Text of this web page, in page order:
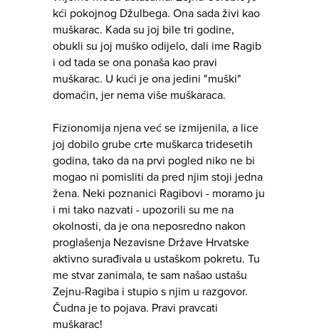
kći pokojnog Džulbega. Ona sada živi kao
muškarac. Kada su joj bile tri godine,
obukli su joj muško odijelo, dali ime Ragib
i od tada se ona ponaša kao pravi
muškarac. U kući je ona jedini "muški"
domaćin, jer nema više muškaraca.
Fizionomija njena već se izmijenila, a lice
joj dobilo grube crte muškarca tridesetih
godina, tako da na prvi pogled niko ne bi
mogao ni pomisliti da pred njim stoji jedna
žena. Neki poznanici Ragibovi - moramo ju
i mi tako nazvati - upozorili su me na
okolnosti, da je ona neposredno nakon
proglašenja Nezavisne Države Hrvatske
aktivno surađivala u ustaškom pokretu. Tu
me stvar zanimala, te sam našao ustašu
Zejnu-Ragiba i stupio s njim u razgovor.
Čudna je to pojava. Pravi pravcati
muškarac!